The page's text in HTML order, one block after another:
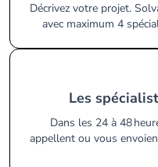
Décrivez votre projet.
avec maximum 4
Les
Dans les 24 à 48
appellent ou vous